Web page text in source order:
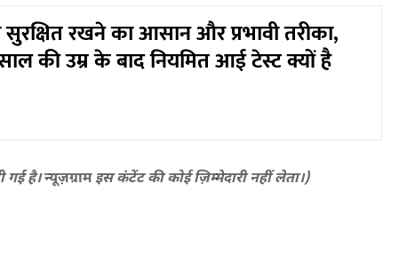
रखने का आसान और प्रभावी तरीका,
की उम्र के बाद नियमित आई टेस्ट क्यों है
गई है।न्यूज़ग्रामइस कंटेंट की कोई ज़िम्मेदारी नहीं लेता।)